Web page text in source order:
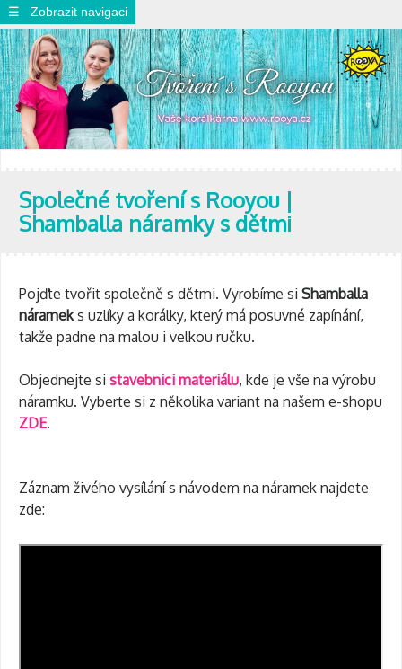
☰ Zobrazit navigaci
Společné tvoření s Rooyou |
Shamballa náramky s dětmi
Pojďte tvořit společně s dětmi. Vyrobíme si Shamballa
nárameks uzlíky a korálky, který má posuvné zapínání,
takže padne na malou i velkou ručku.
Objednejte si stavebnici materiálu, kde je vše na výrobu
náramku. Vyberte si z několika variant na našem e-shopu
ZDE.
Záznam živého vysílání s návodem na náramek najdete
zde: